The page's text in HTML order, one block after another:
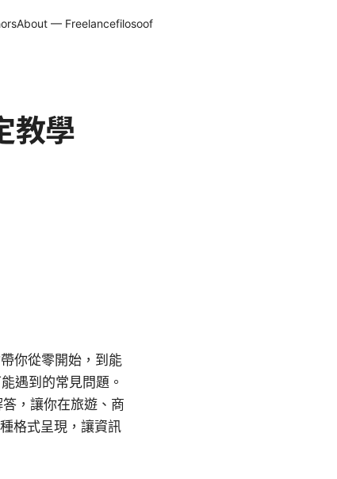
About — Freelancefilosoof
教學
你從零開始，到能
遇到的常見問題。
，讓你在旅遊、商
格式呈現，讓資訊